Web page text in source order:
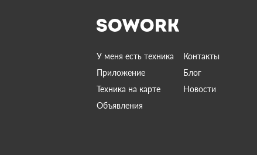
У меня есть техника
Контакты
Приложение
Блог
Техника на карте
Новости
Объявления